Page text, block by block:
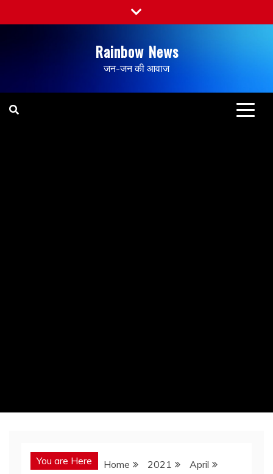
Rainbow News
जन-जन की आवाज
You are Here Home 2021
April